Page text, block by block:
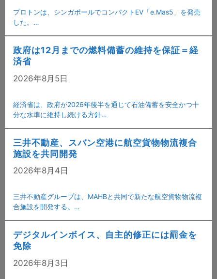
プロトンは、シンガポールでコンパクトEV「e.Mas5」を発売
した。…
政府は12月までの燃料備蓄の維持を保証＝経
済省
2026年8月5日
経済省は、政府が2026年後半を通じて石油備蓄を安全かつ十
分な水準に維持し続ける方針…
三井不動産、スバン空港に航空貨物物流複合
施設を共同開発
2026年8月4日
三井不動産グループは、MAHBと共同で新たな航空貨物物流複
合施設を開発する。…
デジタルインボイス、自主的修正には罰金を
免除
2026年8月3日